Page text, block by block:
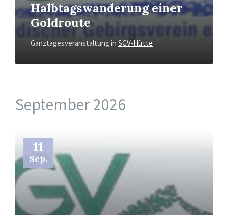
Halbtagswanderung einer
Goldroute
Ganztagesveranstaltung in SGV-Hütte
September 2026
11
Sep.